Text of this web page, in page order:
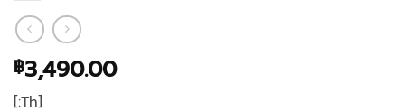
฿3,490.00
[:Th]